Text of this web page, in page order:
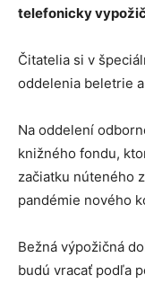
telefonicky
Čitatelia si v
oddelenia beletrie
Na oddelení
knižného fondu,
začiatku núteného
pandémie nového
Bežná výpožičná
budú vracať podľa